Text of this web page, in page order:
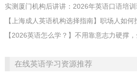
在线英语学习资源推荐